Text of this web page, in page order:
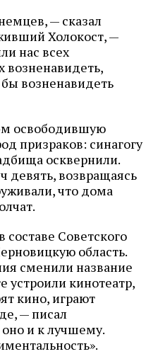
— сказал
Холокост, —
нас всех
возненавидеть,
возненавидеть
освободившую
призраков: синагогу
осквернили.
девять, возвращаясь
что дома
Советского
область.
сменили название
устроили кинотеатр,
кино, играют
— писал
и к лучшему.